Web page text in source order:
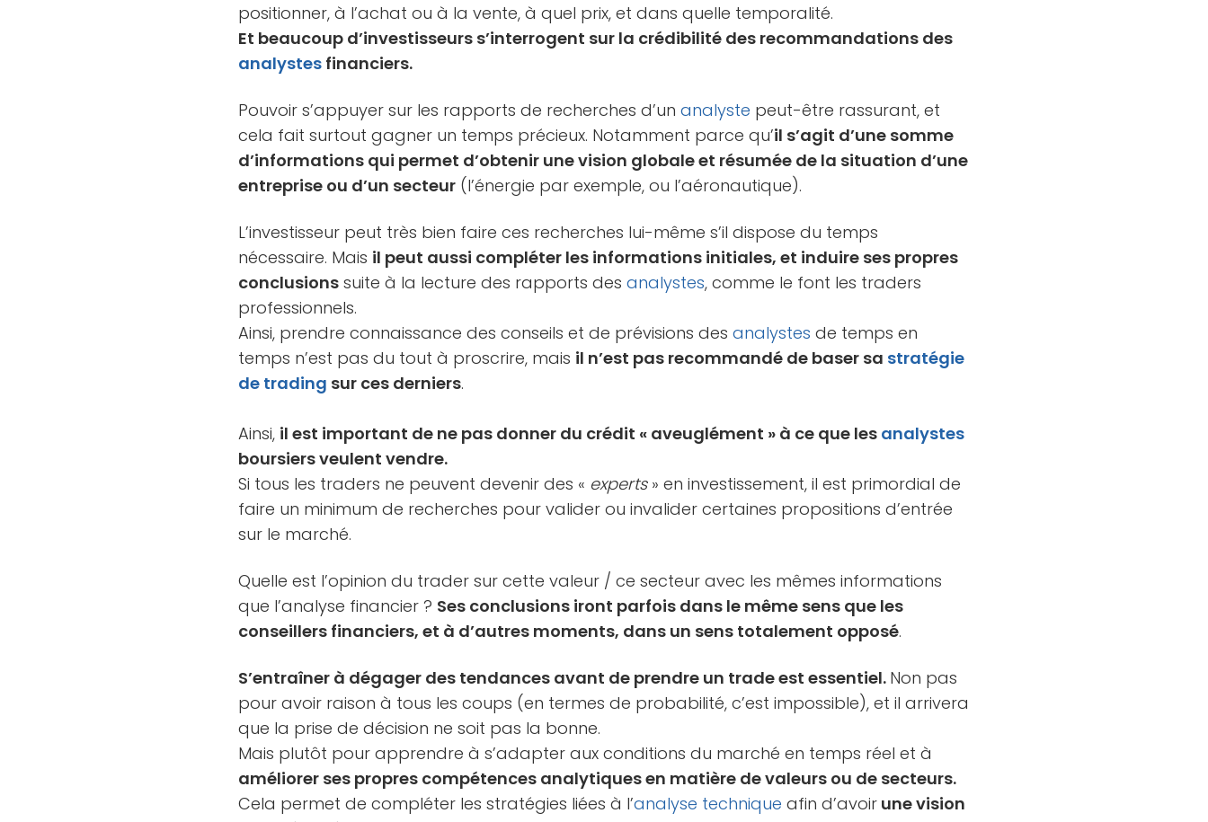
positionner, à l’achat ou à la vente, à quel prix, et dans quelle temporalité.
Et beaucoup d’investisseurs s’interrogent sur la crédibilité des recommandations des
analystes financiers.
Pouvoir s’appuyer sur les rapports de recherches d’unanalyste peut-être rassurant, et
cela fait surtout gagner un temps précieux. Notamment parce qu’il s’agit d’une somme
d’informations qui permet d’obtenir une vision globale et résumée de la situation d’une
entreprise ou d’un secteur (l’énergie par exemple, ou l’aéronautique).
L’investisseur peut très bien faire ces recherches lui-même s’il dispose du temps
nécessaire. Mais il peut aussi compléter les informations initiales, et induire ses propres
conclusions suite à la lecture des rapports desanalystes, comme le font les traders
professionnels.
Ainsi, prendre connaissance des conseils et de prévisions desanalystes de temps en
temps n’est pas du tout à proscrire, mais il n’est pas recommandé de baser sa stratégie
de trading sur ces derniers.
Ainsi, il est important de ne pas donner du crédit « aveuglément » à ce que les analystes
boursiers veulent vendre.
Si tous les traders ne peuvent devenir des « experts» en investissement, il est primordial de
faire un minimum de recherches pour valider ou invalider certaines propositions d’entrée
sur le marché.
Quelle est l’opinion du trader sur cette valeur / ce secteur avec les mêmes informations
que l’analyse financier ? Ses conclusions iront parfois dans le même sens que les
conseillers financiers, et à d’autres moments, dans un sens totalement opposé.
S’entraîner à dégager des tendances avant de prendre un trade est essentiel. Non pas
pour avoir raison à tous les coups (en termes de probabilité, c’est impossible), et il arrivera
que la prise de décision ne soit pas la bonne.
Mais plutôt pour apprendre à s’adapter aux conditions du marché en temps réel et à
améliorer ses propres compétences analytiques en matière de valeurs ou de secteurs.
Cela permet de compléter les stratégies liées à l’analyse technique afin d’avoir une vision